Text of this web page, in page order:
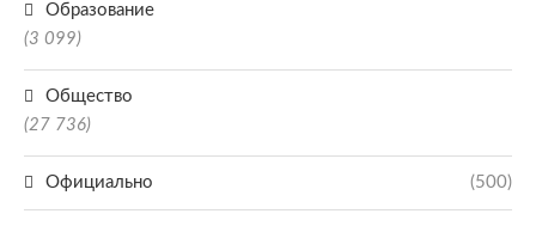
Образование
(3 099)
Общество
(27 736)
Официально (500)